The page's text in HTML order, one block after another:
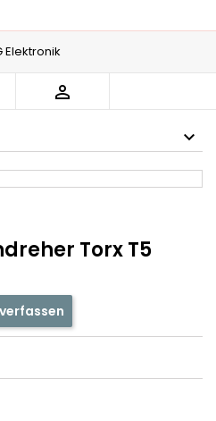

Torx T5
×
add_circle_outlineCreate new list
×
((createText))
×
to save products in your
((loginText))